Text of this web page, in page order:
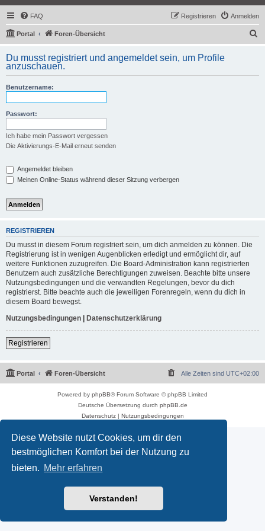
Diese Website nutzt Cookies, um dir den
bestmöglichen Komfort bei der Nutzung zu
bieten. Mehr erfahren
Verstanden!
FAQ Anmelden
Registrieren
Portal Foren-Übersicht
h
Du musst registriert und angemeldet sein, um Profile
anzuschauen.
Benutzername:
Passwort:
Ich habe mein Passwort vergessen
Die Aktivierungs-E-Mail erneut senden
Angemeldet bleiben
Meinen Online-Status während dieser Sitzung verbergen
REGISTRIEREN
Du musst in diesem Forum registriert sein, um dich anmelden zu können. Die
Registrierung ist in wenigen Augenblicken erledigt und ermöglicht dir, auf
weitere Funktionen zuzugreifen. Die Board-Administration kann registrierten
Benutzern auch zusätzliche Berechtigungen zuweisen. Beachte bitte unsere
Nutzungsbedingungen und die verwandten Regelungen, bevor du dich
registrierst. Bitte beachte auch die jeweiligen Forenregeln, wenn du dich in
diesem Board bewegst.
Nutzungsbedingungen | Datenschutzerklärung
Registrieren
Portal Foren-Übersicht Alle Zeiten sind UTC+02:00
Powered by phpBB® Forum Software © phpBB Limited
Deutsche Übersetzung durch phpBB.de
Datenschutz| Nutzungsbedingungen